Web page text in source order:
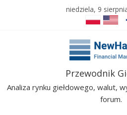
niedziela, 9
NewHach
Przewodnik
Analiza rynku giełdowego, walut,
forum.